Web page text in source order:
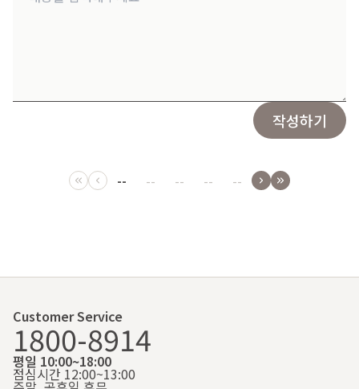
작성하기
-- -- -- -- --
Customer Service
1800-8914
평일 10:00~18:00
점심시간 12:00~13:00